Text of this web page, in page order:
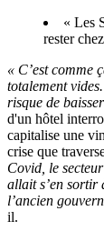
« Les
rester
« C’est comme
totalement
risque de
d'un hôtel
capitalise une
crise que
Covid, le
allait s’en sortir
l’ancien
il.